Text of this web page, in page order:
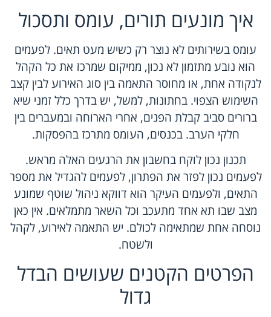
איך מונעים תורים, עומס ותסכול
עומס בשירותים לא נוצר רק כשיש מעט תאים. לפעמים
הוא נובע מתזמון לא נכון, ממיקום שמרכז את כל הקהל
לנקודה אחת, או מחוסר התאמה בין סוג האירוע לבין קצב
השימוש הצפוי. בחתונות, למשל, יש בדרך כלל זמני שיא
ברורים סביב קבלת הפנים, אחרי הארוחה ובמעברים בין
חלקי הערב. בכנסים, העומס מתרכז בהפסקות.
תכנון נכון לוקח בחשבון את הרגעים האלה מראש.
לפעמים נכון לפזר את הפתרון, לפעמים להגדיל את מספר
התאים, ולפעמים העיקר הוא דווקא ניהול שוטף שמונע
מצב שבו תא אחד מתעכב וכל השאר מתמלאים. אין כאן
נוסחה אחת שמתאימה לכולם. יש התאמה לאירוע, לקהל
ולשטח.
הפרטים הקטנים שעושים הבדל
גדול